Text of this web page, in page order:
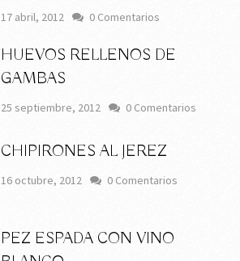
17 abril, 2012 0 Comentarios
HUEVOS RELLENOS DE
GAMBAS
25 septiembre, 2012 0 Comentarios
CHIPIRONES AL JEREZ
16 octubre, 2012 0 Comentarios
PEZ ESPADA CON VINO